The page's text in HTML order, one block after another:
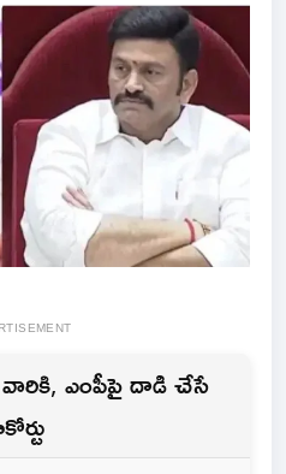
ఎంపీపై దాడి చేసే